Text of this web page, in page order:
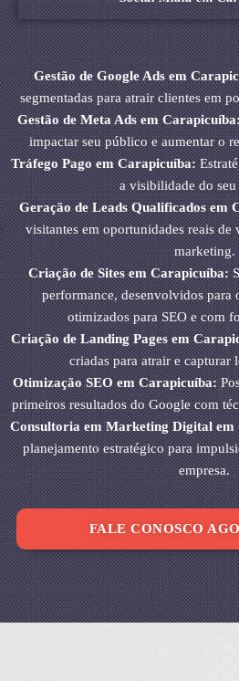
Gestão de Google Ads em
segmentadas para atrair clientes em
Gestão de Meta Ads em
impactar seu público e aumentar o
Tráfego Pago em Carapicuíba:
a visibilidade do
Geração de Leads Qualificados em
visitantes em oportunidades reais de
marketing.
Criação de Sites em Carapicuíba:
performance, desenvolvidos para
otimizados para SEO e com
Criação de Landing Pages em
criadas para atrair e capturar
Otimização SEO em Carapicuíba:
primeiros resultados do Google com
Consultoria em Marketing Digital em
planejamento estratégico para
empresa.
FALE CONOSCO